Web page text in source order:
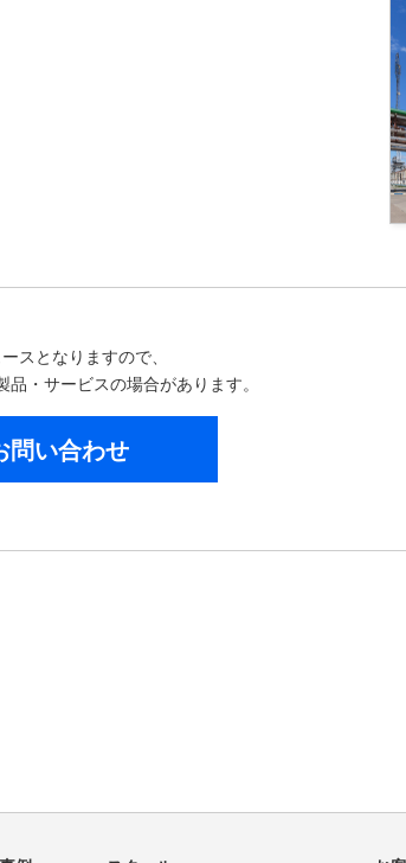
スとなりますので、
・サービスの場合があります。
問い合わせ